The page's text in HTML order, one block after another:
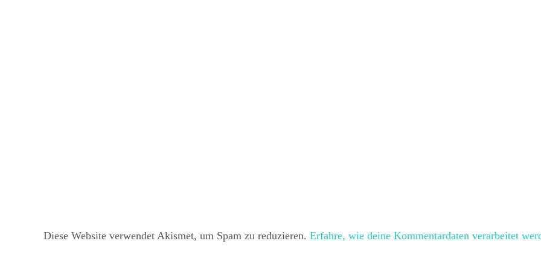
Diese Website verwendet Akismet, um Spam zu reduzieren. Erfahre, wie deine Kommentardaten verarbeitet